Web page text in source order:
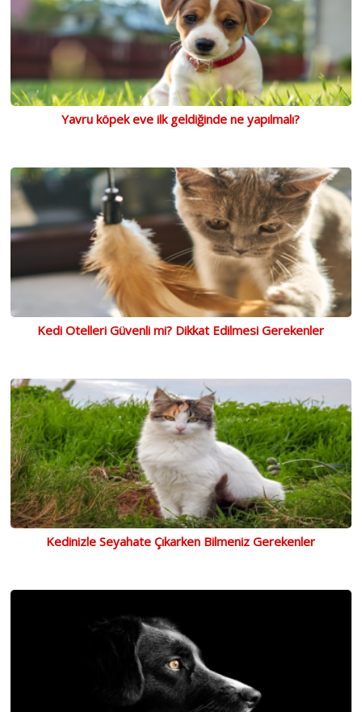
Yavru köpek eve ilk geldiğinde ne yapılmalı?
Kedi Otelleri Güvenli mi? Dikkat Edilmesi Gerekenler
Kedinizle Seyahate Çıkarken Bilmeniz Gerekenler